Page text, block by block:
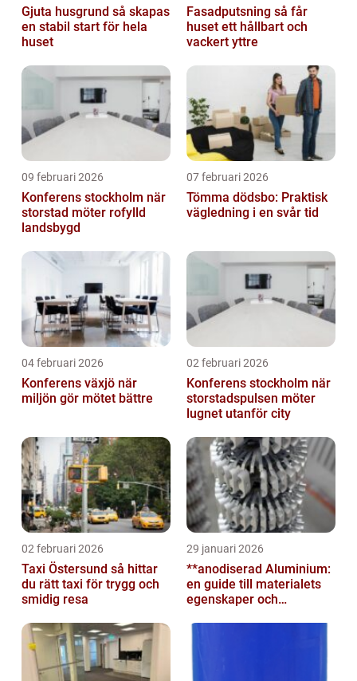
Gjuta husgrund så skapas
en stabil start för hela
huset
Fasadputsning så får
huset ett hållbart och
vackert yttre
09 februari 2026
Konferens stockholm när
storstad möter rofylld
landsbygd
07 februari 2026
Tömma dödsbo: Praktisk
vägledning i en svår tid
04 februari 2026
Konferens växjö när
miljön gör mötet bättre
02 februari 2026
Konferens stockholm när
storstadspulsen möter
lugnet utanför city
02 februari 2026
Taxi Östersund så hittar
du rätt taxi för trygg och
smidig resa
29 januari 2026
**anodiserad Aluminium:
en guide till materialets
egenskaper och